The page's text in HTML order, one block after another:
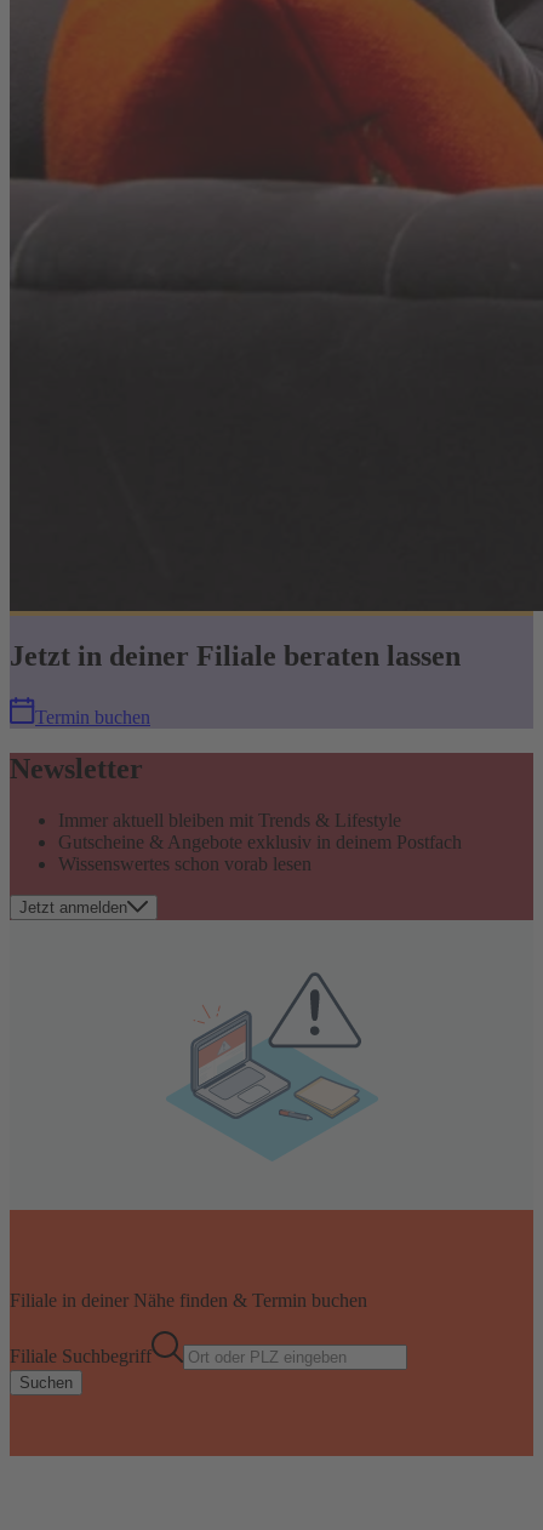
Jetzt in deiner Filiale beraten lassen
Termin buchen
Newsletter
Immer aktuell bleiben mit Trends & Lifestyle
Gutscheine & Angebote exklusiv in deinem Postfach
Wissenswertes schon vorab lesen
Jetzt anmelden
Filiale in deiner Nähe finden & Termin buchen
Filiale Suchbegriff
Suchen